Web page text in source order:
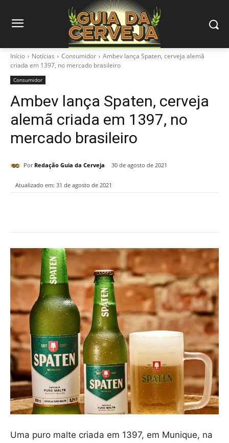
Início Notícias Consumidor
Ambev lança Spaten, cerveja alemã
criada em 1397, no mercado brasileiro
Consumidor
Ambev lança Spaten, cerveja
alemã criada em 1397, no
mercado brasileiro
Por Redação Guia da Cerveja 30 de agosto de 2021
Atualizado em: 31 de agosto de 2021
Uma puro malte criada em 1397, em Munique, na